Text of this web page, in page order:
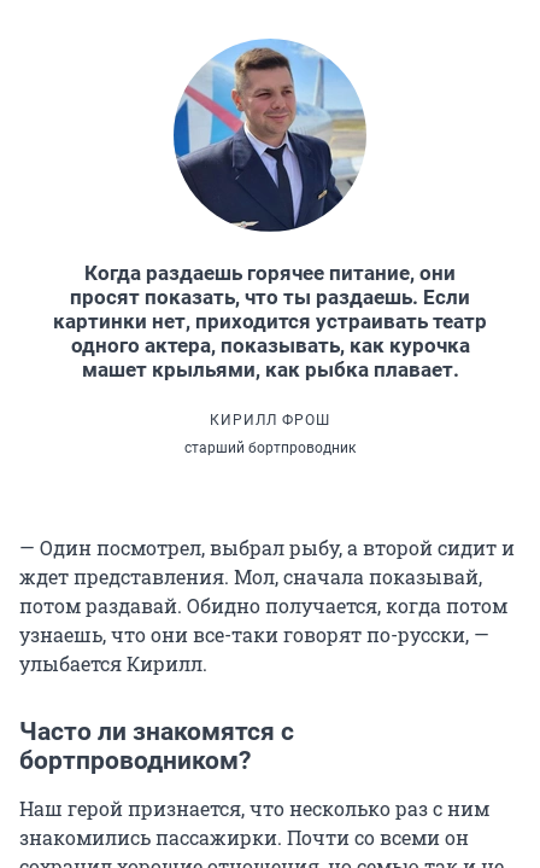
Когда раздаешь горячее питание, они
просят показать, что ты раздаешь. Если
картинки нет, приходится устраивать театр
одного актера, показывать, как курочка
машет крыльями, как рыбка плавает.
КИРИЛЛ ФРОШ
старший бортпроводник
— Один посмотрел, выбрал рыбу, а второй сидит и
ждет представления. Мол, сначала показывай,
потом раздавай. Обидно получается, когда потом
узнаешь, что они все-таки говорят по-русски, —
улыбается Кирилл.
Часто ли знакомятся с
бортпроводником?
Наш герой признается, что несколько раз с ним
знакомились пассажирки. Почти со всеми он